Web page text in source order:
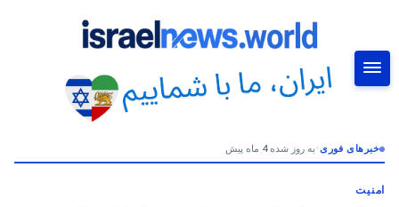
خبرهای فوری•به روز شده 4 ماه پیش
امنیت